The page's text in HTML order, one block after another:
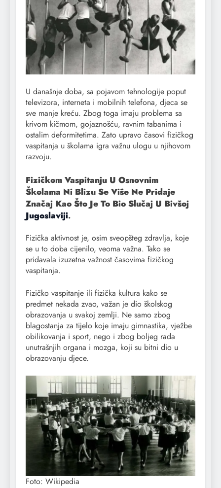
U današnje doba, sa pojavom tehnologije poput
televizora, interneta i mobilnih telefona, djeca se
sve manje kreću. Zbog toga imaju problema sa
krivom kičmom, gojaznošću, ravnim tabanima i
ostalim deformitetima. Zato upravo časovi fizičkog
vaspitanja u školama igra važnu ulogu u njihovom
razvoju.
Fizičkom Vaspitanju U Osnovnim
Školama Ni Blizu Se Više Ne Pridaje
Značaj Kao Što Je To Bio Slučaj U Bivšoj
Jugoslaviji.
Fizička aktivnost je, osim sveopšteg zdravlja, koje
se u to doba cijenilo, veoma važna. Tako se
pridavala izuzetna važnost časovima fizičkog
vaspitanja.
Fizičko vaspitanje ili fizička kultura kako se
predmet nekada zvao, važan je dio školskog
obrazovanja u svakoj zemlji. Ne samo zbog
blagostanja za tijelo koje imaju gimnastika, vježbe
obilikovanja i sport, nego i zbog boljeg rada
unutrašnjih organa i mozga, koji su bitni dio u
obrazovanju djece.
Foto: Wikipedia